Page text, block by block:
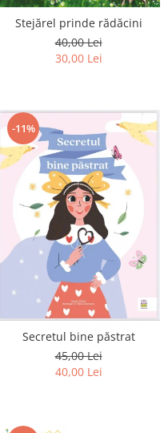
Stejărel prinde rădăcini
40,00 Lei
30,00 Lei
-11%
Secretul bine păstrat
45,00 Lei
40,00 Lei